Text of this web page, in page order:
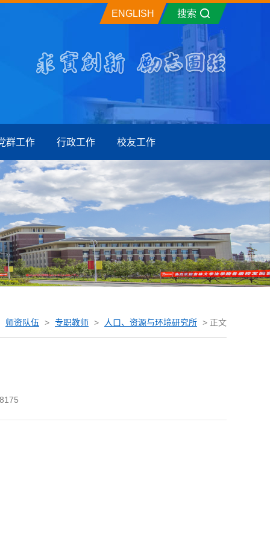
ENGLISH 搜索
群工作 行政工作 校友工作
师资队伍 > 专职教师 > 人口、资源与环境研究所 > 正文
8175